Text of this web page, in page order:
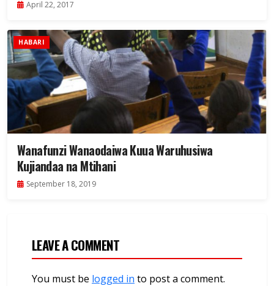
April 22, 2017
HABARI
Wanafunzi Wanaodaiwa Kuua Waruhusiwa
Kujiandaa na Mtihani
September 18, 2019
LEAVE A COMMENT
You must be logged in to post a comment.